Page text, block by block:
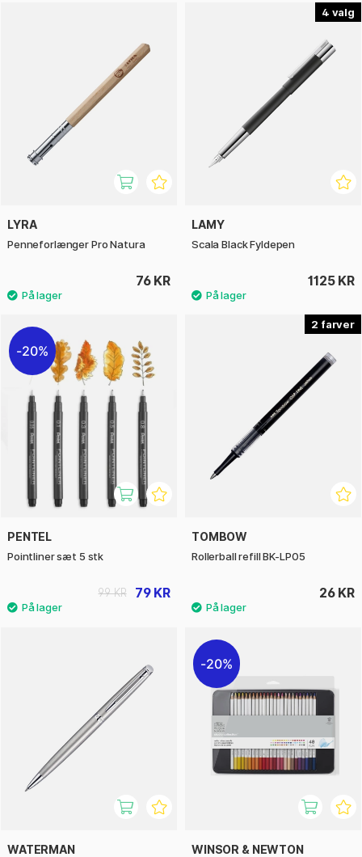
LYRA
Penneforlænger Pro Natura
76 KR
4
LAMY
Scala Black Fyldepen
1125 KR
20%
PENTEL
Pointliner sæt 5 stk
79 KR
99 KR
2
TOMBOW
Rollerball refill BK-LP05
26 KR
WATERMAN
20%
WINSOR & NEWTON